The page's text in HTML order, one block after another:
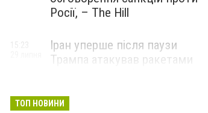
Росії, – The Hill
Іран уперше після паузи
Трампа атакував ракетами
15:23
ТОП НОВИНИ